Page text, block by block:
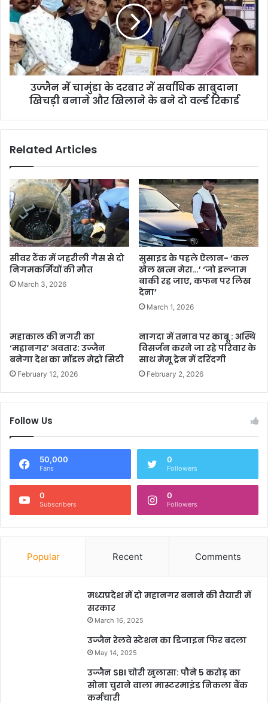
उज्‍जैन में चामुंडा के दरबार में सर्वाधिक साबुदाना
खिचड़ी बनाने और खिलाने के बने दो वर्ल्‍ड रिकार्ड
Related Articles
सीवर टैंक में जहरीली गैस से दो
निगमकर्मियों की मौत
March 3, 2026
सुसाइड के पहले ऐलान- ‘कल
खेल खत्म मेरा…’ ‘जो इल्जाम
बाकी रह जाए, कफन पर लिख
देना’
March 1, 2026
महाकाल की नगरी का
‘महानगर’ अवतार: उज्जैन
बनेगा देश का मॉडल मेट्रो सिटी
February 12, 2026
नागदा में तनाव पर काबू : अस्थि
विसर्जन करने जा रहे परिवार के
साथ मेमू ट्रेन में दरिंदगी
February 2, 2026
Follow Us
50,000
Fans
0
Followers
0
Subscribers
0
Followers
Popular Recent Comments
मध्यप्रदेश में दो महानगर बनाने की तैयारी में
सरकार
March 16, 2025
उज्जैन रेलवे स्टेशन का डिजाइन फिर बदला
May 14, 2025
उज्जैन SBI चोरी खुलासा: पौने 5 करोड़ का
सोना चुराने वाला मास्टरमाइंड निकला बैंक
कर्मचारी